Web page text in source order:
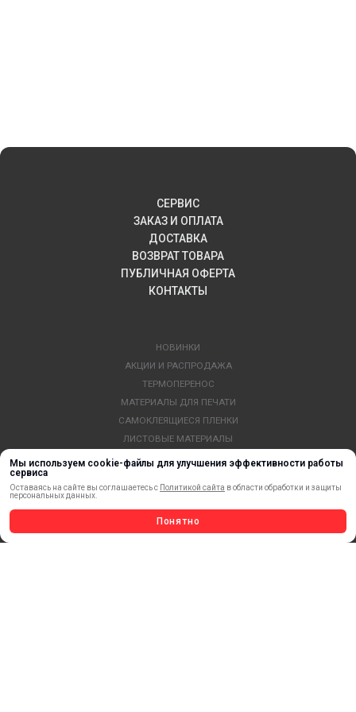
Мы используем cookie-файлы для улучшения эффективности работы
сервиса
Оставаясь на сайте вы соглашаетесь с Политикой сайта в области обработки и защиты
персональных данных.
Понятно
СЕРВИС
ЗАКАЗ И ОПЛАТА
ДОСТАВКА
ВОЗВРАТ ТОВАРА
ПУБЛИЧНАЯ ОФЕРТА
КОНТАКТЫ
НОВИНКИ
АКЦИИ И РАСПРОДАЖА
ТЕРМОПЕРЕНОС
МАТЕРИАЛЫ ДЛЯ ПЕЧАТИ
САМОКЛЕЯЩИЕСЯ ПЛЕНКИ
ЛИСТОВЫЕ МАТЕРИАЛЫ
СТЕРЖНИ И ТРУБЫ ИЗ АКРИЛА
ФЛАГШТОКИ SKYPOLE
ПРОФИЛИ И ПРОФИЛЬНЫЕ СИСТЕМЫ